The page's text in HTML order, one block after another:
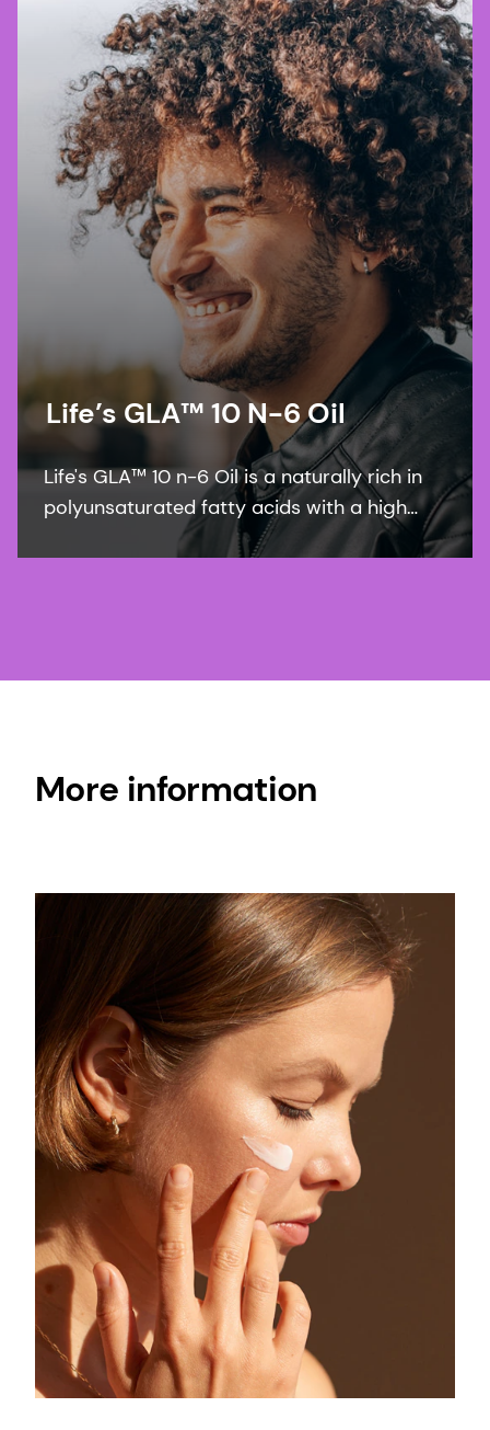
Life’s GLA™ 10 N-6 Oil
Life's GLA™ 10 n-6 Oil is a naturally rich in
polyunsaturated fatty acids with a high
GLA content. The active contains at least
More information